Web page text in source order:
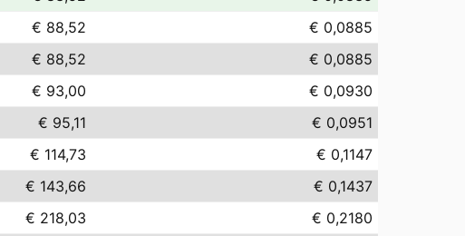
€ 88,52
€ 0,0885
€ 88,52
€ 0,0885
€ 93,00
€ 0,0930
€ 95,11
€ 0,0951
€ 114,73
€ 0,1147
€ 143,66
€ 0,1437
€ 218,03
€ 0,2180